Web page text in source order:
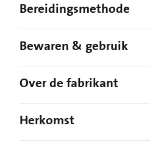
Bereidingsmethode
Bewaren & gebruik
Over de fabrikant
Herkomst